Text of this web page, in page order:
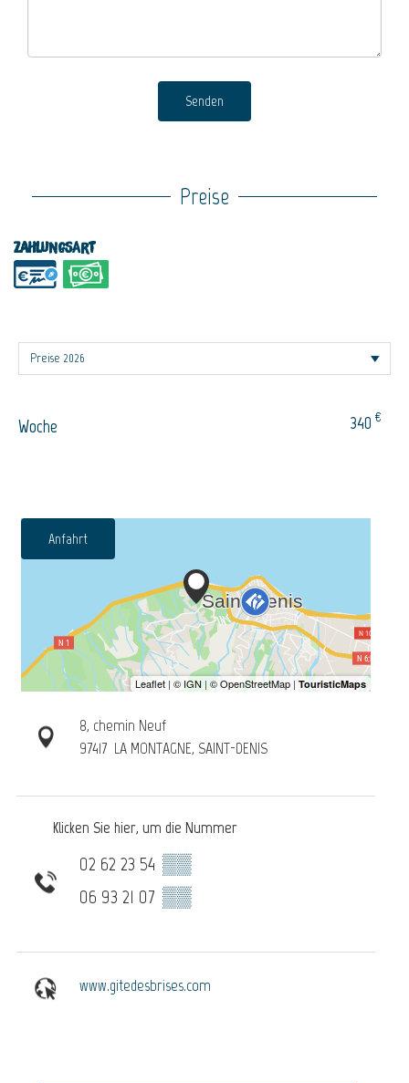
Senden
Preise
Zahlungsart
Woche 340 €
Anfahrt
8, chemin Neuf
97417 LA MONTAGNE, SAINT-DENIS
Klicken Sie hier, um die Nummer
02 62 23 54 ▒▒
06 93 21 07 ▒▒
www.gitedesbrises.com